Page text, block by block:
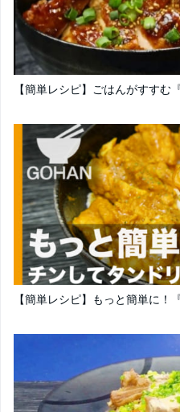
【簡単レシピ】ごはんがすすむ
【簡単レシピ】もっと簡単に